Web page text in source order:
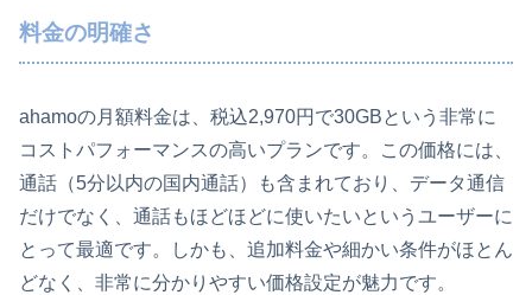
料金の明確さ
ahamoの月額料金は、税込2,970円で30GBという非常に
コストパフォーマンスの高いプランです。この価格には、
通話（5分以内の国内通話）も含まれており、データ通信
だけでなく、通話もほどほどに使いたいというユーザーに
とって最適です。しかも、追加料金や細かい条件がほとん
どなく、非常に分かりやすい価格設定が魅力です。